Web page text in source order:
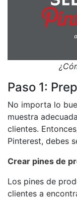
Paso 1:
No importa lo
muestra
clientes.
Pinterest, debes
Crear pines de
Los pines de
clientes a